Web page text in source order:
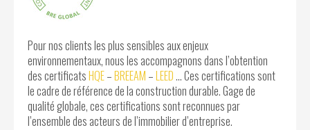
Pour nos clients les plus sensibles aux enjeux
environnementaux, nous les accompagnons dans l’obtention
des certificatsHQE–BREEAM –LEED… Ces certifications sont
le cadre de référence de la construction durable. Gage de
qualité globale, ces certifications sont reconnues par
l’ensemble des acteurs de l’immobilier d’entreprise.